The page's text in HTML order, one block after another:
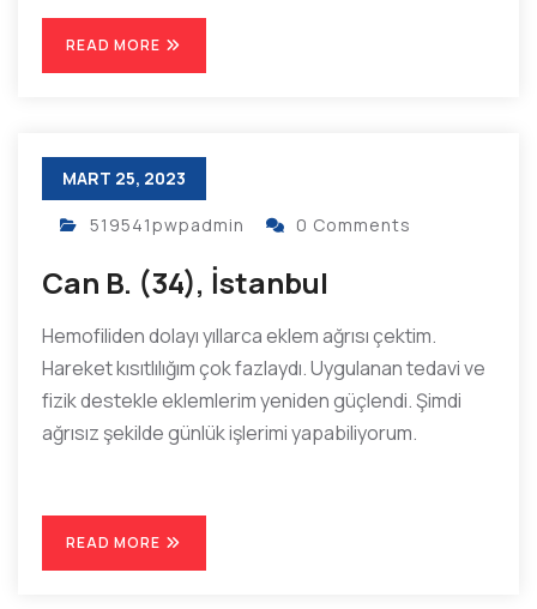
READ MORE
MART 25, 2023
519541pwpadmin 0 Comments
Can B. (34), İstanbul
Hemofiliden dolayı yıllarca eklem ağrısı çektim.
Hareket kısıtlılığım çok fazlaydı. Uygulanan tedavi ve
fizik destekle eklemlerim yeniden güçlendi. Şimdi
ağrısız şekilde günlük işlerimi yapabiliyorum.
READ MORE